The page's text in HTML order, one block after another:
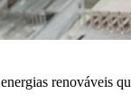
renováveis